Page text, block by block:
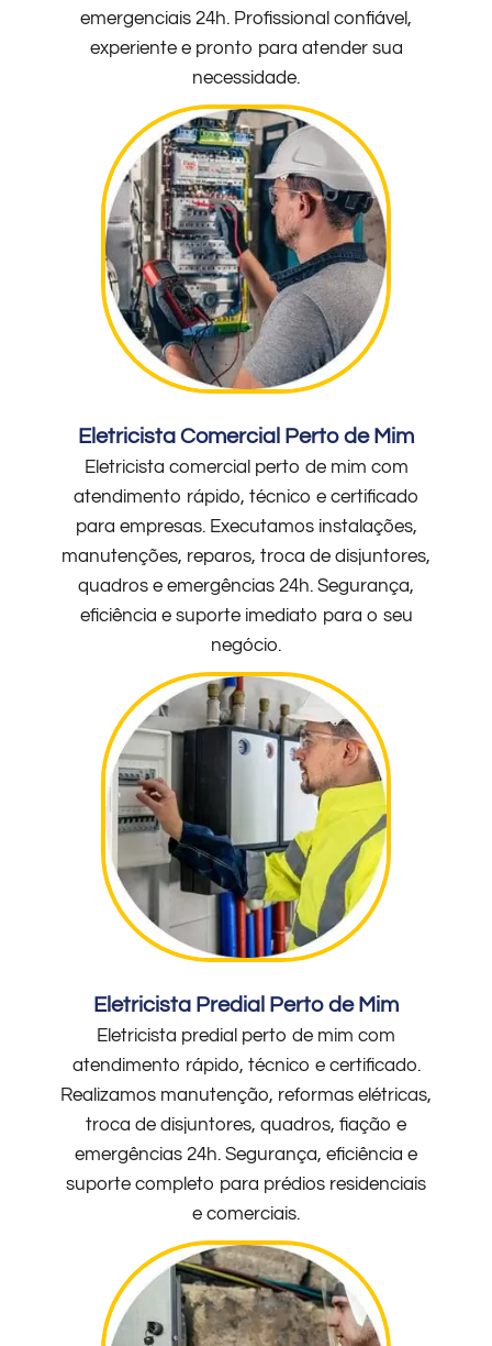
emergenciais 24h. Profissional confiável,
experiente e pronto para atender sua
necessidade.
Eletricista Comercial Perto de Mim
Eletricista comercial perto de mim com
atendimento rápido, técnico e certificado
para empresas. Executamos instalações,
manutenções, reparos, troca de disjuntores,
quadros e emergências 24h. Segurança,
eficiência e suporte imediato para o seu
negócio.
Eletricista Predial Perto de Mim
Eletricista predial perto de mim com
atendimento rápido, técnico e certificado.
Realizamos manutenção, reformas elétricas,
troca de disjuntores, quadros, fiação e
emergências 24h. Segurança, eficiência e
suporte completo para prédios residenciais
e comerciais.